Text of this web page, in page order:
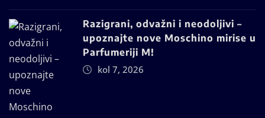
Razigrani, odvažni i neodoljivi –
upoznajte nove Moschino mirise u
Parfumeriji M!
kol 7, 2026